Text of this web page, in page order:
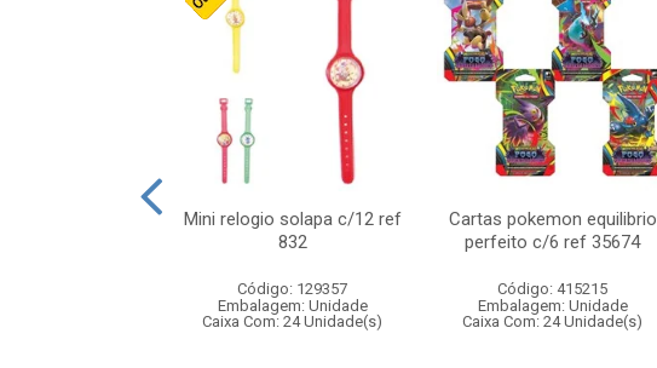
Mini relogio solapa c/12 ref
832
Código: 129357
Embalagem: Unidade
Caixa Com: 24 Unidade(s)
Cartas pokemon equilibrio
perfeito c/6 ref 35674
Código: 415215
Embalagem: Unidade
Caixa Com: 24 Unidade(s)